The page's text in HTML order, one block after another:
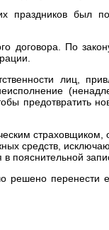
праздников был
договора. По
лиц,
предотвратить
страховщиком,
средств,
пояснительной
решено перенести